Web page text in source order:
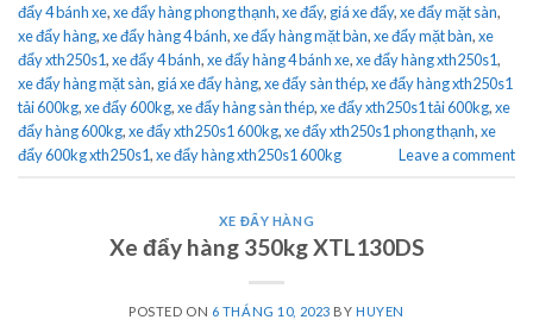
đẩy 4 bánh xe,xe đẩy hàng phong thạnh,xe đẩy, giá xe đẩy,xe đẩy mặt sàn,
xe đẩy hàng,xe đẩy hàng 4 bánh,xe đẩy hàng mặt bàn,xe đẩy mặt bàn,xe
đẩy xth250s1,xe đẩy 4 bánh,xe đẩy hàng 4 bánh xe,xe đẩy hàng xth250s1,
xe đẩy hàng mặt sàn, giá xe đẩy hàng,xe đẩy sàn thép,xe đẩy hàng xth250s1
tải 600kg,xe đẩy 600kg,xe đẩy hàng sàn thép,xe đẩy xth250s1 tải 600kg,xe
đẩy hàng 600kg,xe đẩy xth250s1 600kg,xe đẩy xth250s1 phong thạnh,xe
đẩy 600kg xth250s1,xe đẩy hàng xth250s1 600kg Leave a comment
XE ĐẨY HÀNG
Xe đẩy hàng 350kg XTL130DS
POSTED ON 6 THÁNG 10, 2023 BY HUYEN